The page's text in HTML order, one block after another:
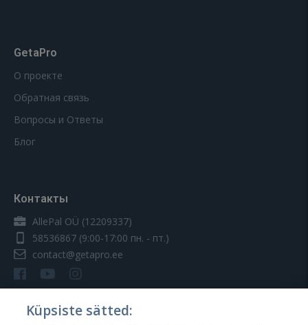
GetaPro
О проекте
Обратная связь
Вопросы и Ответы
Блог
Контакты
AllePal OÜ (12209337)
58536867 (9:00-17:00 пн. - пт.)
contact@getapro.ee
Küpsiste sätted: